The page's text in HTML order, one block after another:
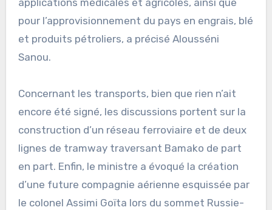
pour l’approvisionnement du pays en engrais, blé
et produits pétroliers, a précisé Alousséni
Sanou.
Concernant les transports, bien que rien n’ait
encore été signé, les discussions portent sur la
construction d’un réseau ferroviaire et de deux
lignes de tramway traversant Bamako de part
en part. Enfin, le ministre a évoqué la création
d’une future compagnie aérienne esquissée par
le colonel Assimi Goïta lors du sommet Russie-